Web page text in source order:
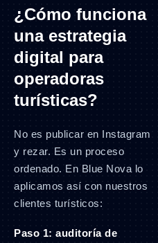
¿Cómo funciona
una estrategia
digital para
operadoras
turísticas?
No es publicar en Instagram
y rezar. Es un proceso
ordenado. En Blue Nova lo
aplicamos así con nuestros
clientes turísticos:
Paso 1: auditoría de